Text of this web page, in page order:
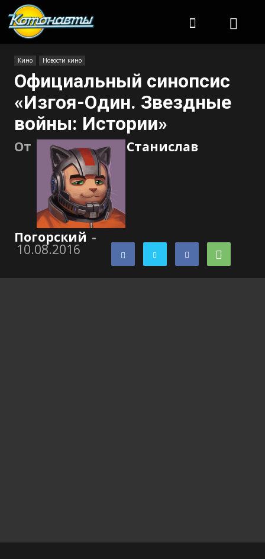
Кино Новости кино
Официальный синопсис
«Изгоя-Один. Звездные
войны: Истории»
От Станислав
Погорский -
10.08.2016